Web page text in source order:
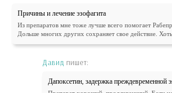
Причины и лечение эзофагита
Из препаратов мне тоже лучше всего помогает
Дольше многих других сохраняет свое действие.
Давид пишет:
Дапоксетин, задержка преждевременной